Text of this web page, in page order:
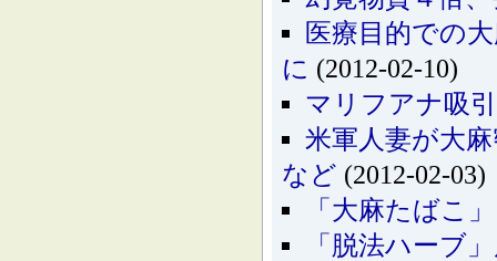
医療目的での
に (2012-02-10)
マリフアナ吸
米軍人妻が大
など (2012-02-03)
「大麻たばこ
「脱法ハーブ